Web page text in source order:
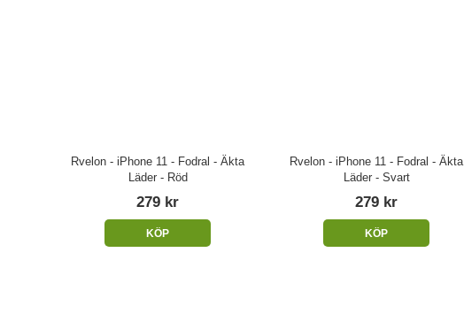
Rvelon - iPhone 11 - Fodral - Äkta
Läder - Röd
279 kr
KÖP
Rvelon - iPhone 11 - Fodral - Äkta
Läder - Svart
279 kr
KÖP